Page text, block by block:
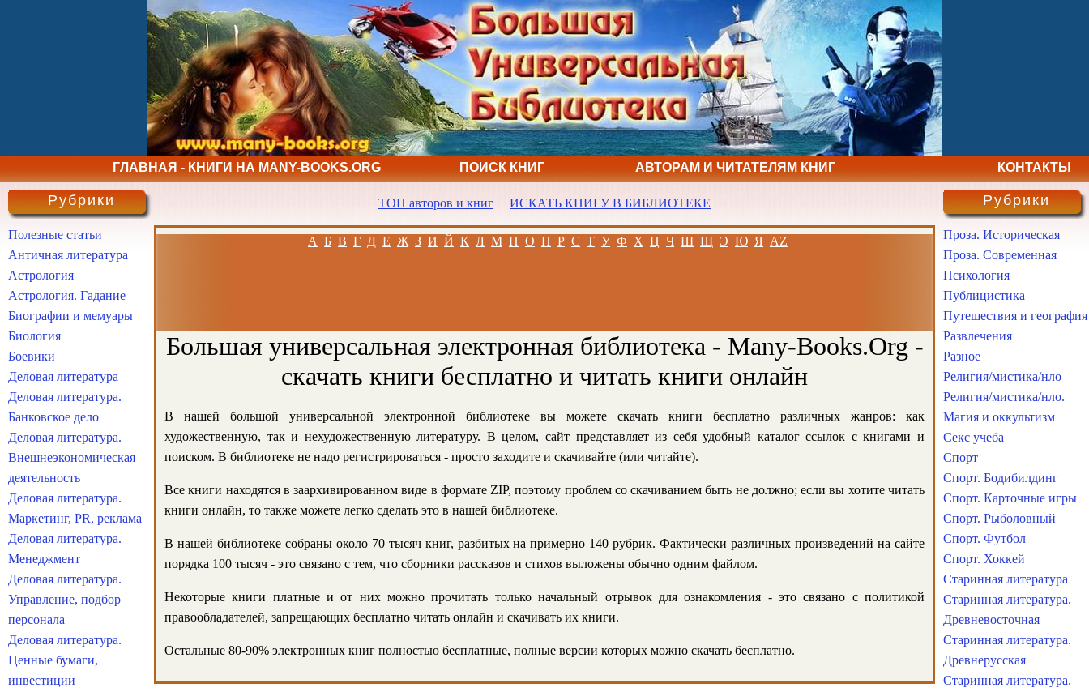
ГЛАВНАЯ - КНИГИ НА MANY-BOOKS.ORG ПОИСК КНИГ АВТОРАМ И ЧИТАТЕЛЯМ КНИГ КОНТАКТЫ
ТОП авторов и книг ИСКАТЬ КНИГУ В БИБЛИОТЕКЕ
А Б В Г Д Е Ж З И Й К Л М Н О П Р С Т У Ф Х Ц Ч Ш Щ Э Ю Я AZ
Большая универсальная электронная библиотека - Many-Books.Org -
скачать книги бесплатно и читать книги онлайн
В нашей большой универсальной электронной библиотеке вы можете скачать книги бесплатно различных жанров: как
художественную, так и нехудожественную литературу. В целом, сайт представляет из себя удобный каталог ссылок с книгами и
поиском. В библиотеке не надо регистрироваться - просто заходите и скачивайте (или читайте).
Все книги находятся в заархивированном виде в формате ZIP, поэтому проблем со скачиванием быть не должно; если вы хотите читать
книги онлайн, то также можете легко сделать это в нашей библиотеке.
В нашей библиотеке собраны около 70 тысяч книг, разбитых на примерно 140 рубрик. Фактически различных произведений на сайте
порядка 100 тысяч - это связано с тем, что сборники рассказов и стихов выложены обычно одним файлом.
Некоторые книги платные и от них можно прочитать только начальный отрывок для ознакомления - это связано с политикой
правообладателей, запрещающих бесплатно читать онлайн и скачивать их книги.
Остальные 80-90% электронных книг полностью бесплатные, полные версии которых можно скачать бесплатно.
Рубрики
Полезные статьи
Античная литература
Астрология
Астрология. Гадание
Биографии и мемуары
Биология
Боевики
Деловая литература
Деловая литература.
Банковское дело
Деловая литература.
Внешнеэкономическая
деятельность
Деловая литература.
Маркетинг, PR, реклама
Деловая литература.
Менеджмент
Деловая литература.
Управление, подбор
персонала
Деловая литература.
Ценные бумаги,
инвестиции
Рубрики
Проза. Историческая
Проза. Современная
Психология
Публицистика
Путешествия и география
Развлечения
Разное
Религия/мистика/нло
Религия/мистика/нло.
Магия и оккультизм
Секс учеба
Спорт
Спорт. Бодибилдинг
Спорт. Карточные игры
Спорт. Рыболовный
Спорт. Футбол
Спорт. Хоккей
Старинная литература
Старинная литература.
Древневосточная
Старинная литература.
Древнерусская
Старинная литература.